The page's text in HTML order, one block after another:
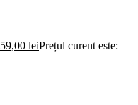
59,00 leiPrețul curent este: